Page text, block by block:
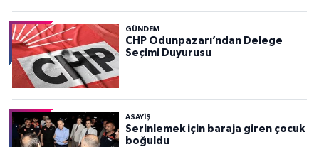
GÜNDEM
CHP Odunpazarı’ndan Delege
Seçimi Duyurusu
ASAYİŞ
Serinlemek için baraja giren çocuk
boğuldu